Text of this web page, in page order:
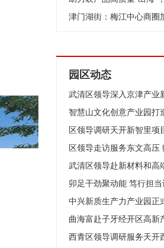
园区动态